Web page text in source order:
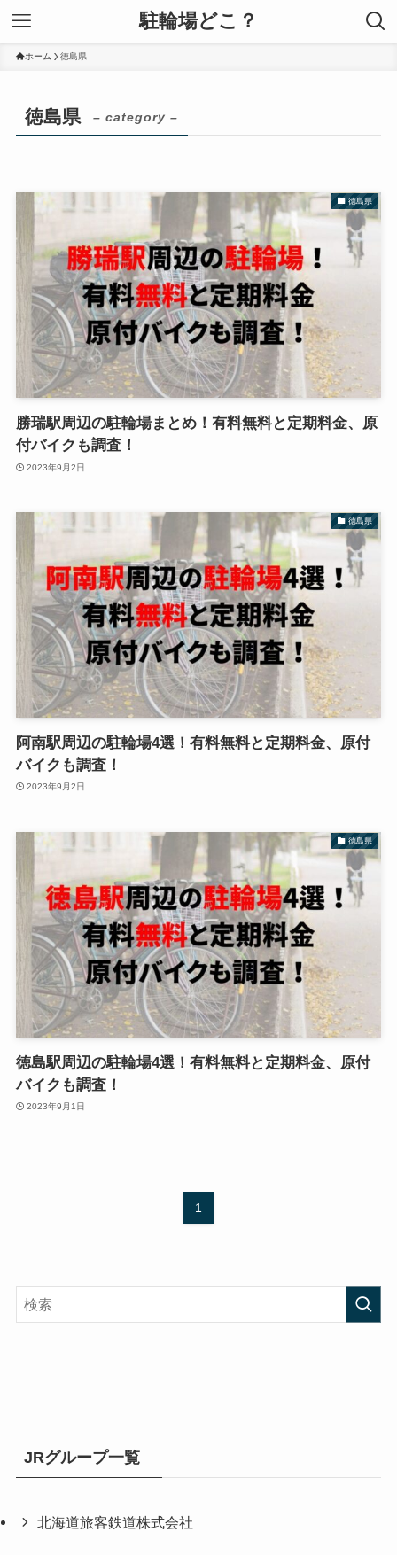
駐輪場どこ？
ホーム 徳島県
徳島県 – category –
徳島県
勝瑞駅周辺の駐輪場まとめ！有料無料と定期料金、原
付バイクも調査！
2023年9月2日
徳島県
阿南駅周辺の駐輪場4選！有料無料と定期料金、原付
バイクも調査！
2023年9月2日
徳島県
徳島駅周辺の駐輪場4選！有料無料と定期料金、原付
バイクも調査！
2023年9月1日
1
JRグループ一覧
北海道旅客鉄道株式会社